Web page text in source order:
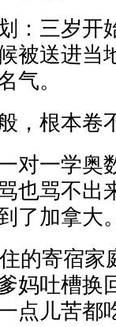
：三岁开
被送进当
气。
，根本卷
对一学奥
也骂不出
了加拿大
的寄宿家
妈吐槽换
点儿苦都